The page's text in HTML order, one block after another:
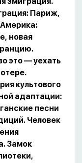
Париж,
новая
это — уехать
культового
адаптации:
песни
Человек
Замок